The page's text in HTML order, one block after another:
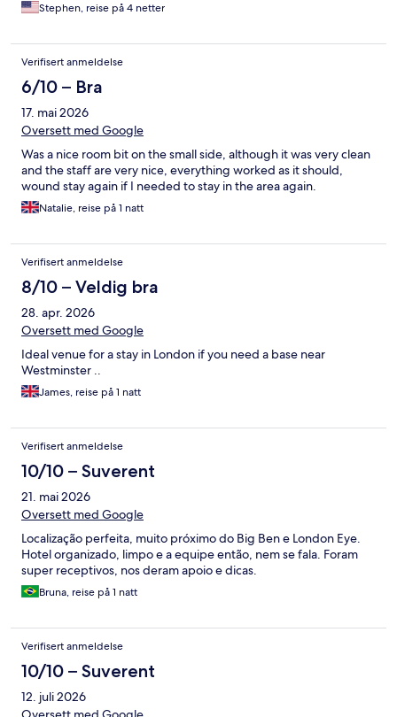
Stephen, reise på 4 netter
Verifisert anmeldelse
6/10 – Bra
17. mai 2026
Oversett med Google
Was a nice room bit on the small side, although it was very clean
and the staff are very nice, everything worked as it should,
wound stay again if I needed to stay in the area again.
Natalie, reise på 1 natt
Verifisert anmeldelse
8/10 – Veldig bra
28. apr. 2026
Oversett med Google
Ideal venue for a stay in London if you need a base near
Westminster ..
James, reise på 1 natt
Verifisert anmeldelse
10/10 – Suverent
21. mai 2026
Oversett med Google
Localização perfeita, muito próximo do Big Ben e London Eye.
Hotel organizado, limpo e a equipe então, nem se fala. Foram
super receptivos, nos deram apoio e dicas.
Bruna, reise på 1 natt
Verifisert anmeldelse
10/10 – Suverent
12. juli 2026